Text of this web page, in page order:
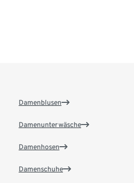
Damenblusen
Damenunterwäsche
Damenhosen
Damenschuhe